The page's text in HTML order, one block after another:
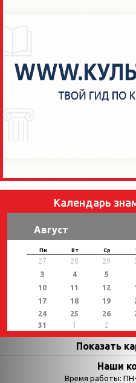
Календарь
Август
Пн Вт Ср
27 28 29
3
4 5
10
11 12
17
18 19
24
25 26
31
1 2
Показать
Страницы
Наши
Время работы: